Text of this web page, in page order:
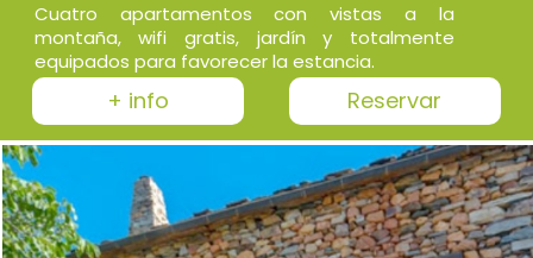
Cuatro apartamentos con vistas a la
montaña, wifi gratis, jardín y totalmente
equipados para favorecer la estancia.
+ info Reservar